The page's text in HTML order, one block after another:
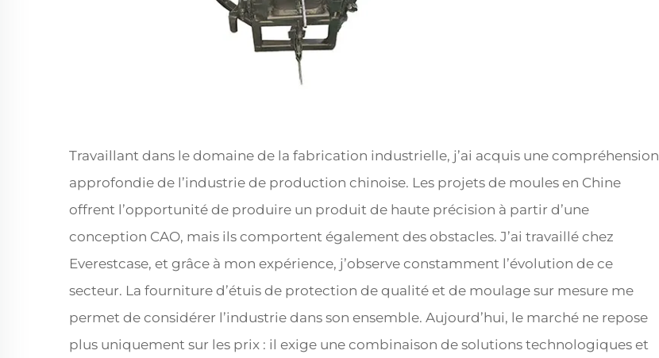
Travaillant dans le domaine de la fabrication industrielle, j’ai acquis une compréhension
approfondie de l’industrie de production chinoise. Les projets de moules en Chine
offrent l’opportunité de produire un produit de haute précision à partir d’une
conception CAO, mais ils comportent également des obstacles. J’ai travaillé chez
Everestcase, et grâce à mon expérience, j’observe constamment l’évolution de ce
secteur. La fourniture d’étuis de protection de qualité et de moulage sur mesure me
permet de considérer l’industrie dans son ensemble. Aujourd’hui, le marché ne repose
plus uniquement sur les prix : il exige une combinaison de solutions technologiques et